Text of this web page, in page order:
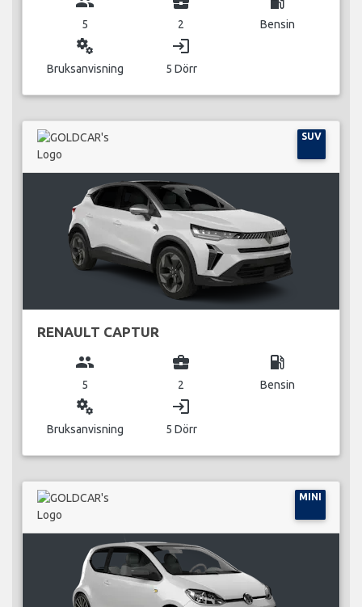
5 2 Bensin
miscellaneous_services
Bruksanvisning
login
5 Dörr
SUV
RENAULT CAPTUR
group
5
business_center
2
local_gas_station
Bensin
miscellaneous_services
Bruksanvisning
login
5 Dörr
MINI